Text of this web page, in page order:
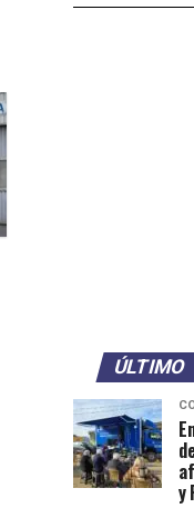
ÚLTIMO
y